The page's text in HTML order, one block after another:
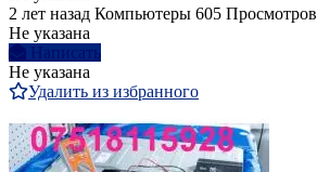
2 лет назад Компьютеры 605 Просмотров
Не указана
Написать
Не указана
Удалить из избранного